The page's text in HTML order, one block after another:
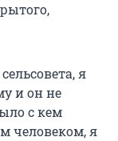
я
и он не
с кем
человеком, я